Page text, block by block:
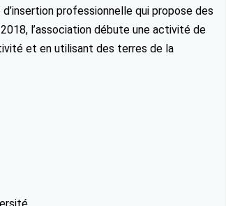
professionnelle qui propose des
l’association débute une activité de
et en utilisant des terres de la